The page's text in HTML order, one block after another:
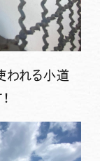
われる小道